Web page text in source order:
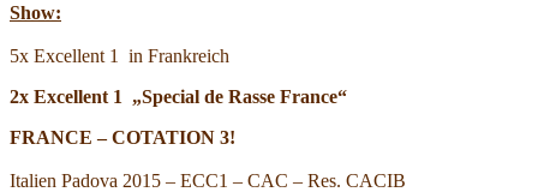
Show:
5x Excellent 1 in Frankreich
2x Excellent 1
„Special de Rasse France“
FRANCE – COTATION 3!
Italien Padova 2015 – ECC1 – CAC – Res. CACIB